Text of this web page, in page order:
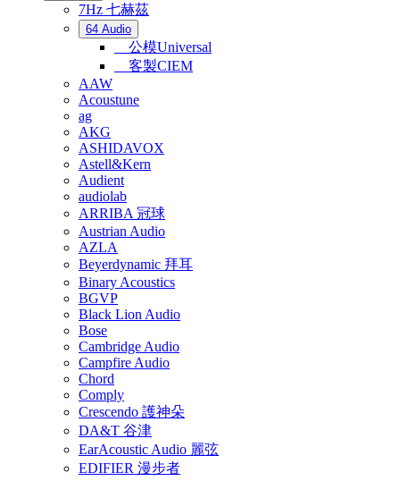
7Hz 七赫茲
64 Audio
公模Universal
客製CIEM
AAW
Acoustune
ag
AKG
ASHIDAVOX
Astell&Kern
Audient
audiolab
ARRIBA 冠球
Austrian Audio
AZLA
Beyerdynamic 拜耳
Binary Acoustics
BGVP
Black Lion Audio
Bose
Cambridge Audio
Campfire Audio
Chord
Comply
Crescendo 護神朵
DA&T 谷津
EarAcoustic Audio 麗弦
EDIFIER 漫步者